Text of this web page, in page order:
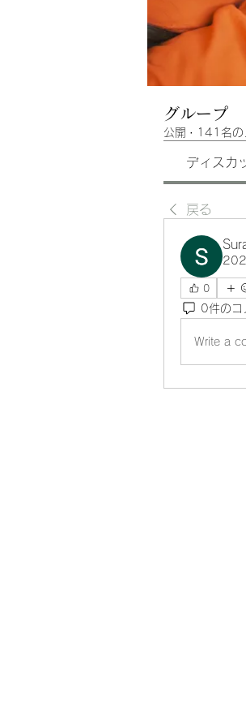
グループ
公開 · 141名の
ディスカ
戻る
0
0件のコ
Write a